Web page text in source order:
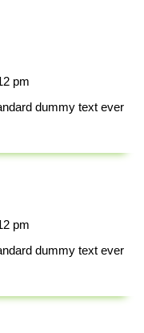
pm
dummy text ever
pm
dummy text ever